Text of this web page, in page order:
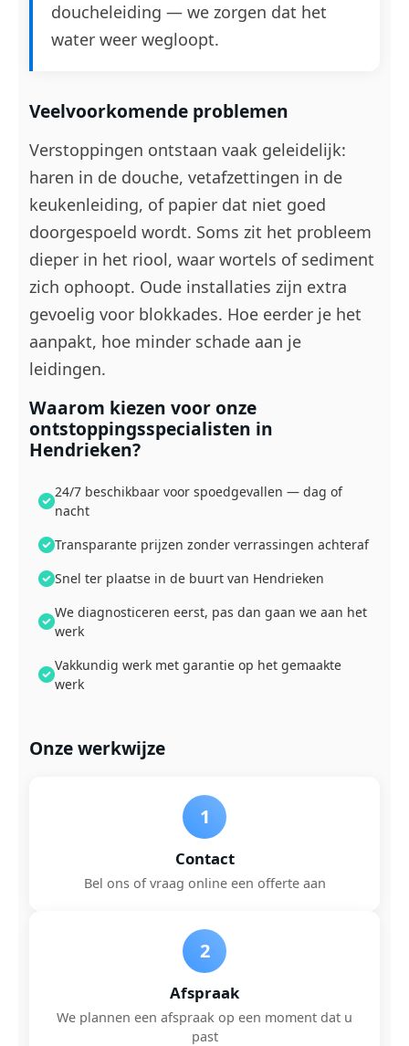
doucheleiding — we zorgen dat het
water weer wegloopt.
Veelvoorkomende problemen
Verstoppingen ontstaan vaak geleidelijk:
haren in de douche, vetafzettingen in de
keukenleiding, of papier dat niet goed
doorgespoeld wordt. Soms zit het probleem
dieper in het riool, waar wortels of sediment
zich ophoopt. Oude installaties zijn extra
gevoelig voor blokkades. Hoe eerder je het
aanpakt, hoe minder schade aan je
leidingen.
Waarom kiezen voor onze
ontstoppingsspecialisten in
Hendrieken?
24/7 beschikbaar voor spoedgevallen — dag of
nacht
Transparante prijzen zonder verrassingen achteraf
Snel ter plaatse in de buurt van Hendrieken
We diagnosticeren eerst, pas dan gaan we aan het
werk
Vakkundig werk met garantie op het gemaakte
werk
Onze werkwijze
1
Contact
Bel ons of vraag online een offerte aan
2
Afspraak
We plannen een afspraak op een moment dat u
past